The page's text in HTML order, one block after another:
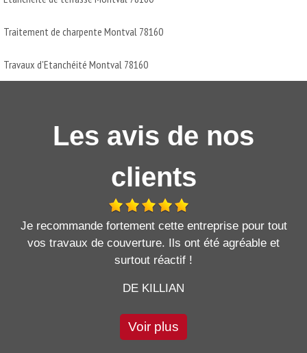
Traitement de charpente Montval 78160
Travaux d'Etanchéité Montval 78160
Les avis de nos
clients
Je recommande fortement cette entreprise pour tout
vos travaux de couverture. Ils ont été agréable et
surtout réactif !
DE KILLIAN
Voir plus